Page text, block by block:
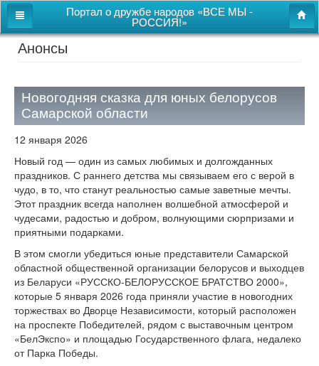
Портал о дружбе народов «ВСЕ МЫ -
РОССИЯ!»
Главная
Новости
СВОи
Этнокультурная карта
Казачий центр
Детям
Видео
Поиск
Карта сайта
Перейти к полной
версии сайта
Анонсы
Новогодняя сказка для юных белорусов
Самарской области
12 января 2026
Новый год — один из самых любимых и долгожданных
праздников. С раннего детства мы связываем его с верой в
чудо, в то, что станут реальностью самые заветные мечты.
Этот праздник всегда наполнен волшебной атмосферой и
чудесами, радостью и добром, волнующими сюрпризами и
приятными подарками.
В этом смогли убедиться юные представители Самарской
областной общественной организации белорусов и выходцев
из Беларуси «РУССКО-БЕЛОРУССКОЕ БРАТСТВО 2000»,
которые 5 января 2026 года приняли участие в новогодних
торжествах во Дворце Независимости, который расположен
на проспекте Победителей, рядом с выставочным центром
«БелЭкспо» и площадью Государственного флага, недалеко
от Парка Победы.